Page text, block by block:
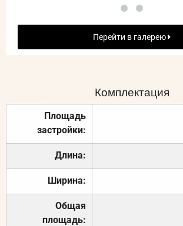
Перейти в галерею
Комплектация
Площадь
застройки:
Длина:
Ширина:
Общая
площадь: